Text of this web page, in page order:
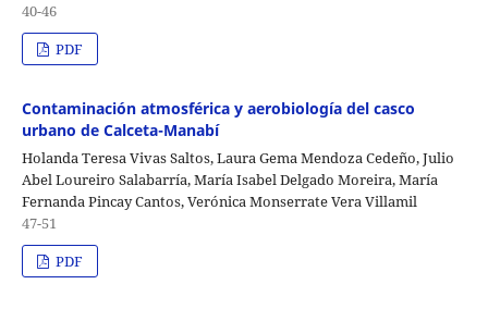
40-46
PDF
Contaminación atmosférica y aerobiología del casco
urbano de Calceta-Manabí
Holanda Teresa Vivas Saltos, Laura Gema Mendoza Cedeño, Julio
Abel Loureiro Salabarría, María Isabel Delgado Moreira, María
Fernanda Pincay Cantos, Verónica Monserrate Vera Villamil
47-51
PDF